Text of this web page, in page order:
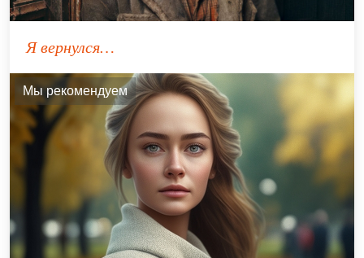
Я вернулся…
Мы рекомендуем